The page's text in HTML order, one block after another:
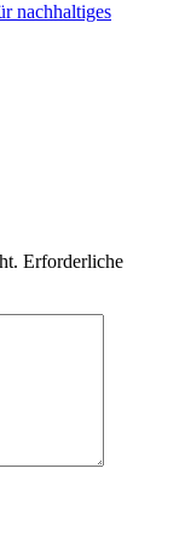
nachhaltiges
Erforderliche